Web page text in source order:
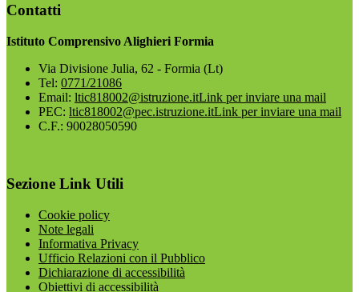
Contatti
Istituto Comprensivo Alighieri Formia
Via Divisione Julia, 62 - Formia (Lt)
Tel: 0771/21086
Email: ltic818002@istruzione.itLink per inviare una mail
PEC: ltic818002@pec.istruzione.itLink per inviare una mail
C.F.: 90028050590
Sezione Link Utili
Cookie policy
Note legali
Informativa Privacy
Ufficio Relazioni con il Pubblico
Dichiarazione di accessibilità
Obiettivi di accessibilità